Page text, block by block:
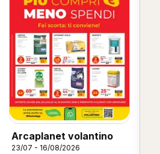
Arcaplanet volantino
23/07 - 16/08/2026